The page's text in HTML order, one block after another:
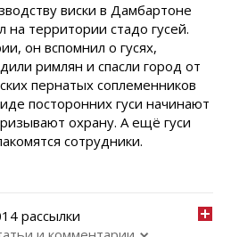
виски в Дамбартоне
на территории стадо гусей.
он вспомнил о гусях,
римлян и спасли город от
пернатых соплеменников
посторонних гуси начинают
охрану. А ещё гуси
сотрудники.
рассылки